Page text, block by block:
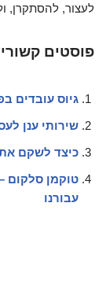
לעצור, להסתקרן,
פוסטים
גיוס עובדים
שירותי ענן
כיצד לשקם
טוקמן סלקום
עבורנו